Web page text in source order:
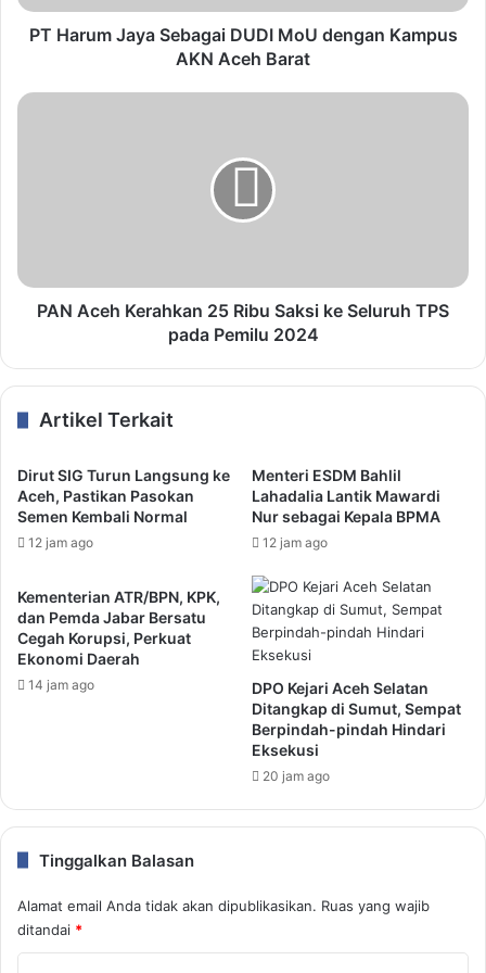
PT Harum Jaya Sebagai DUDI MoU dengan Kampus
AKN Aceh Barat
PAN Aceh Kerahkan 25 Ribu Saksi ke Seluruh TPS
pada Pemilu 2024
Artikel Terkait
Dirut SIG Turun Langsung ke
Aceh, Pastikan Pasokan
Semen Kembali Normal
12 jam ago
Menteri ESDM Bahlil
Lahadalia Lantik Mawardi
Nur sebagai Kepala BPMA
12 jam ago
Kementerian ATR/BPN, KPK,
dan Pemda Jabar Bersatu
Cegah Korupsi, Perkuat
Ekonomi Daerah
14 jam ago
DPO Kejari Aceh Selatan
Ditangkap di Sumut, Sempat
Berpindah-pindah Hindari
Eksekusi
20 jam ago
Tinggalkan Balasan
Alamat email Anda tidak akan dipublikasikan. Ruas yang wajib
ditandai *